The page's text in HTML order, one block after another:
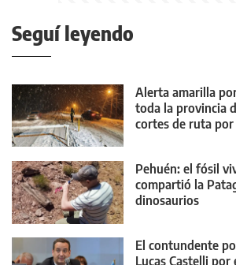
Seguí leyendo
Alerta amarilla
toda la provincia
cortes de ruta
Pehuén: el fósil
compartió la
dinosaurios
El contundente
Lucas Castelli